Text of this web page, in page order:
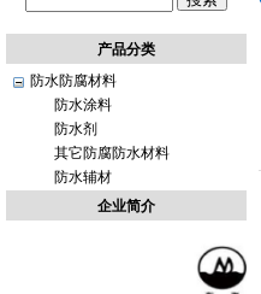
产品分类
防水防腐材料
防水涂料
防水剂
其它防腐防水材料
防水辅材
企业简介